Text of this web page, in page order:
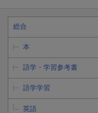
総合
本
語学・学習参考書
語学学習
英語